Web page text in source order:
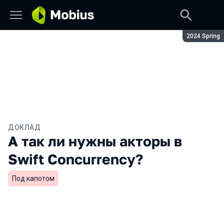
Сезон:
2024 Spring
ДОКЛАД
А так ли нужны акторы в
Swift Concurrency?
Под капотом